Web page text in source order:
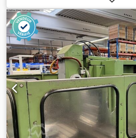
tension sur rendez-vous. Les
dispositifs de serrage illustrés ne
livraison que s'ils sont mentionnés
complémentaires. Chedjzq Hlrjpfx
modifications, d’erreurs dans les
informations, ainsi que de vente